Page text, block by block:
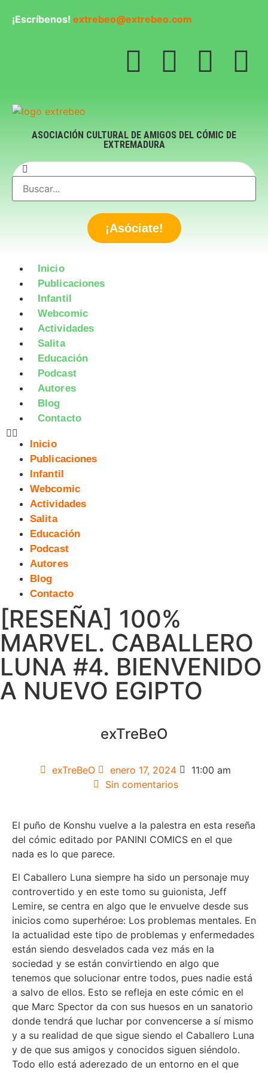
¡Escríbenos! extrebeo@extrebeo.com
ASOCIACIÓN CULTURAL DE AMIGOS DEL CÓMIC DE
EXTREMADURA
¡Asóciate!
Inicio
Publicaciones
Infantil
Webcomic
Actividades
Salita
Educación
Podcast
Autores
Blog
Contacto
Inicio
Publicaciones
Infantil
Webcomic
Actividades
Salita
Educación
Podcast
Autores
Blog
Contacto
[RESEÑA] 100%
MARVEL. CABALLERO
LUNA #4. BIENVENIDO
A NUEVO EGIPTO
exTreBeO
exTreBeO enero 17, 2024
11:00 am
Sin comentarios
El puño de Konshu vuelve a la palestra en esta reseña
del cómic editado por PANINI COMICS en el que
nada es lo que parece.
El Caballero Luna siempre ha sido un personaje muy
controvertido y en este tomo su guionista, Jeff
Lemire, se centra en algo que le envuelve desde sus
inicios como superhéroe: Los problemas mentales. En
la actualidad este tipo de problemas y enfermedades
están siendo desvelados cada vez más en la
sociedad y se están convirtiendo en algo que
tenemos que solucionar entre todos, pues nadie está
a salvo de ellos. Esto se refleja en este cómic en el
que Marc Spector da con sus huesos en un sanatorio
donde tendrá que luchar por convencerse a sí mismo
y a su realidad de que sigue siendo el Caballero Luna
y de que sus amigos y conocidos siguen siéndolo.
Todo ello está aderezado de un entorno en el que